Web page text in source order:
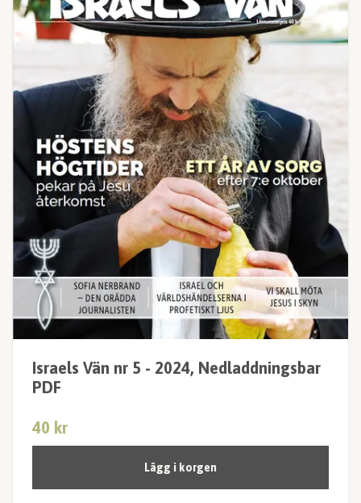
Israels Vän nr 5 - 2024, Nedladdningsbar
PDF
40 kr
Lägg i korgen